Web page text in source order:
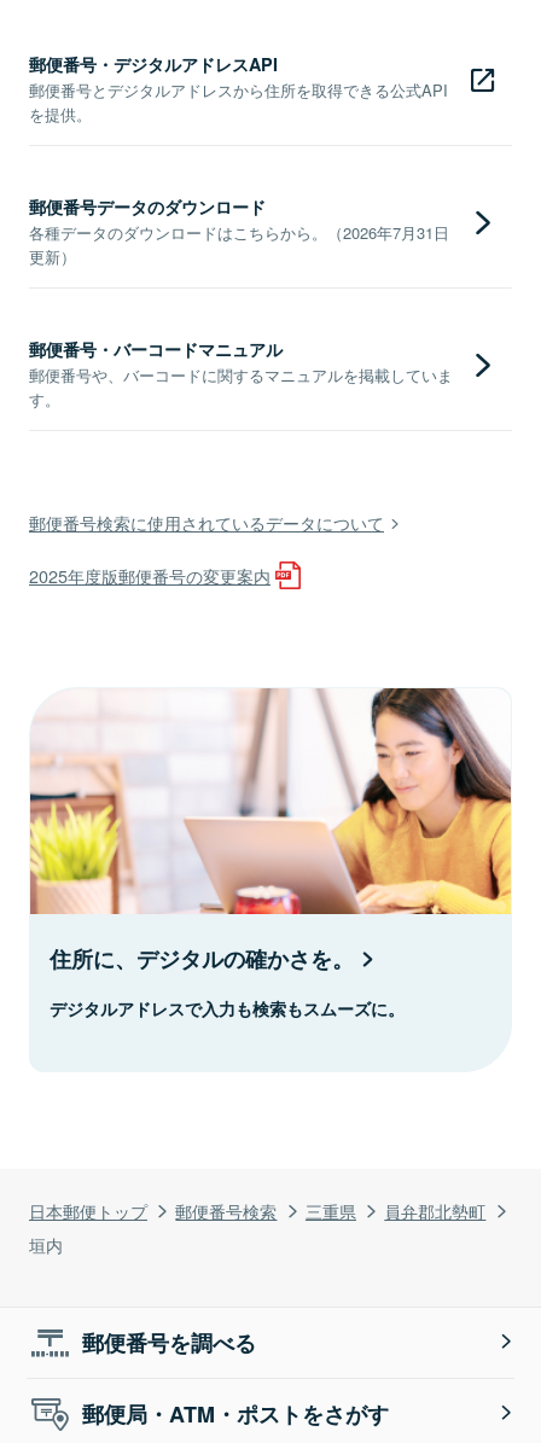
日本郵便トップ 郵便番号検索 三重県
員弁郡北勢町
垣内
郵便番号・デジタルアドレスAPI
郵便番号とデジタルアドレスから住所を取得できる公式API
を提供。
郵便番号データのダウンロード
各種データのダウンロードはこちらから。（2026年7月31日
更新）
郵便番号・バーコードマニュアル
郵便番号や、バーコードに関するマニュアルを掲載していま
す。
郵便番号検索に使用されているデータについて
2025年度版郵便番号の変更案内
住所に、デジタルの確かさを。
デジタルアドレスで入力も検索もスムーズに。
郵便番号を調べる
郵便局・ATM・ポストをさがす